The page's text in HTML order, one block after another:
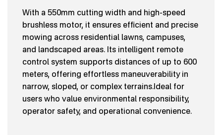
With a 550mm cutting width and high-speed
brushless motor, it ensures efficient and precise
mowing across residential lawns, campuses,
and landscaped areas. Its intelligent remote
control system supports distances of up to 600
meters, offering effortless maneuverability in
narrow, sloped, or complex terrains.Ideal for
users who value environmental responsibility,
operator safety, and operational convenience.